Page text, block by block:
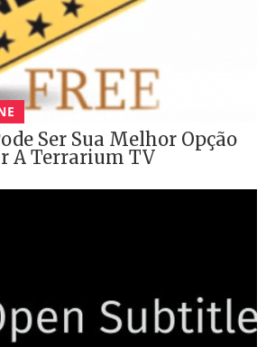
Ser Sua Melhor Opção
A Terrarium TV